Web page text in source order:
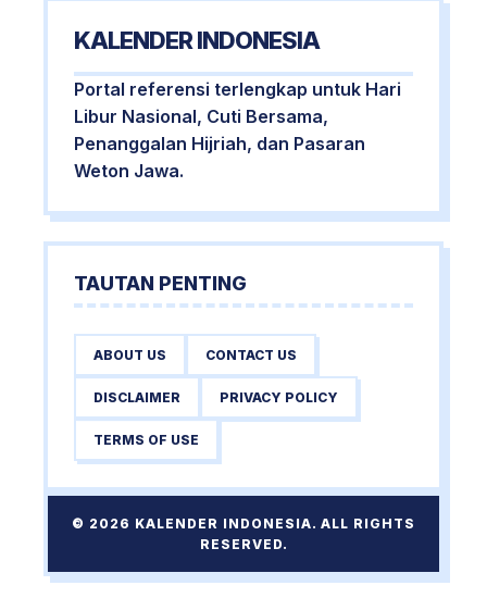
KALENDER INDONESIA
Portal referensi terlengkap untuk Hari
Libur Nasional, Cuti Bersama,
Penanggalan Hijriah, dan Pasaran
Weton Jawa.
TAUTAN PENTING
ABOUT US CONTACT US
DISCLAIMER PRIVACY POLICY
TERMS OF USE
© 2026 KALENDER INDONESIA. ALL RIGHTS
RESERVED.